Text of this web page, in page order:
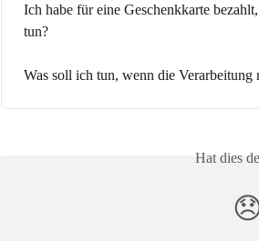
Ich habe für eine Geschenkkarte
tun?
Was soll ich tun, wenn die Verarbeitung
Hat dies